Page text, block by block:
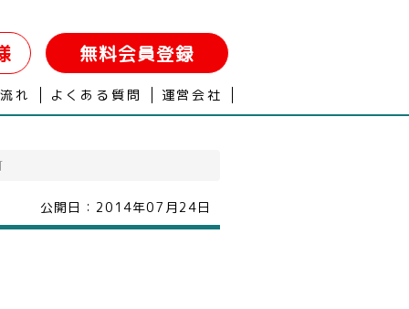
無料会員登録
れ よくある質問 運営会社
公開日： 2014年07月24日